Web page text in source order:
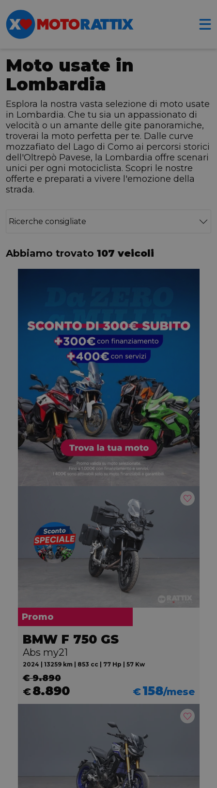
Moto usate in
Lombardia
Esplora la nostra vasta selezione di moto usate
in Lombardia. Che tu sia un appassionato di
velocità o un amante delle gite panoramiche,
troverai la moto perfetta per te. Dalle curve
mozzafiato del Lago di Como ai percorsi storici
dell'Oltrepò Pavese, la Lombardia offre scenari
unici per ogni motociclista. Scopri le nostre
offerte e preparati a vivere l'emozione della
strada.
Ricerche consigliate
Abbiamo trovato 107 veicoli
Promo
BMW F 750 GS
Abs my21
2024 | 13259 km | 853 cc | 77 Hp | 57 Kw
€ 9.890
€8.890 €158/mese